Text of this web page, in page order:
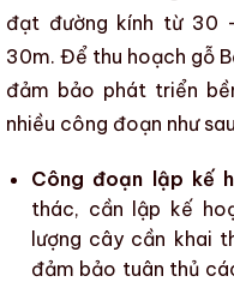
đạt đường kính từ 30
30m. Để thu hoạch gỗ
đảm bảo phát triển
nhiều công đoạn như
Công đoạn lập kế
thác, cần lập kế
lượng cây cần khai
đảm bảo tuân thủ